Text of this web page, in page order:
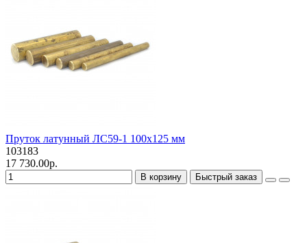
Пруток латунный ЛС59-1 100х125 мм
103183
17 730.00р.
В корзину Быстрый заказ